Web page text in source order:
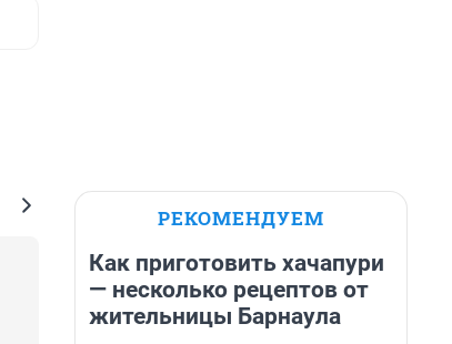
РЕКОМЕНДУЕМ
Как приготовить хачапури
— несколько рецептов от
жительницы Барнаула